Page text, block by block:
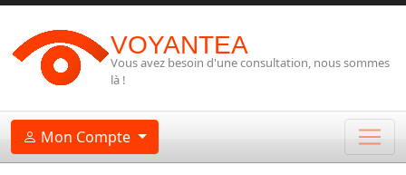
VOYANTEA
Vous avez besoin d'une consultation, nous sommes
là !
Mon Compte